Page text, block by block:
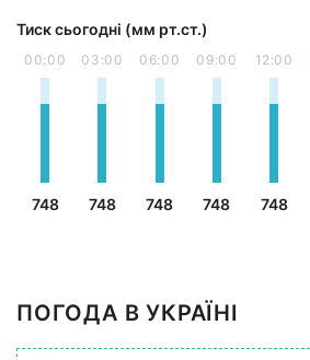
Тиск сьогодні (мм рт.ст.)
00:00
748
03:00
748
06:00
748
09:00
748
12:00
748
ПОГОДА В УКРАЇНІ